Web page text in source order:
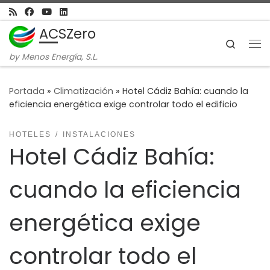
Skip to content
ACSZero
by Menos Energía, S.L.
Search
Portada » Climatización » Hotel Cádiz Bahía: cuando la
eficiencia energética exige controlar todo el edificio
HOTELES INSTALACIONES
Hotel Cádiz Bahía:
cuando la eficiencia
energética exige
controlar todo el